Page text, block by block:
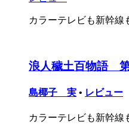
カラーテレビも新幹線
浪人穢土百物語
島椰子 実 • レビュー
カラーテレビも新幹線